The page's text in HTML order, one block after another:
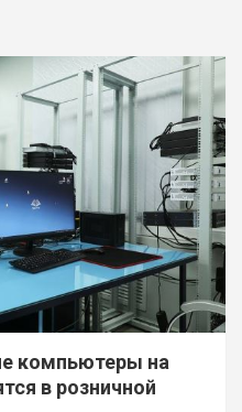
компьютеры на
в розничной